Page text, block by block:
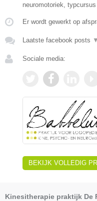
neuromotoriek, typcursus
Er wordt gewerkt op
Laatste facebook posts ▼
Sociale media:
BEKIJK VOLLEDIG
Kinesitherapie praktijk De